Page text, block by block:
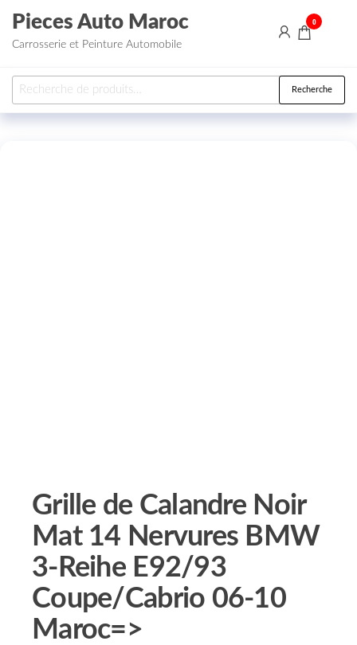
Aller au contenu
Pieces Auto Maroc
Carrosserie et Peinture Automobile
0
Recherche pour : Recherche
Grille de Calandre Noir
Mat 14 Nervures BMW
3-Reihe E92/93
Coupe/Cabrio 06-10
Maroc=>